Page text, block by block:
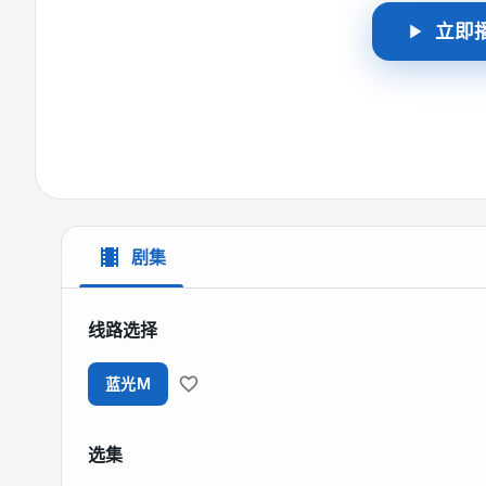
立即
剧集
线路选择
蓝光M
选集